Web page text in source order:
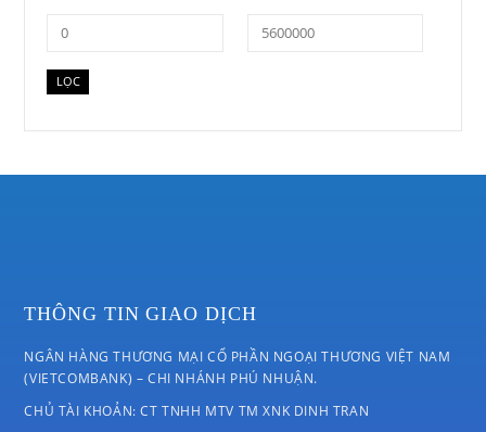
thấp
caoLỌC
THÔNG TIN GIAO DỊCH
NGÂN HÀNG THƯƠNG MẠI CỔ PHẦN NGOẠI THƯƠNG VIỆT NAM
(VIETCOMBANK) – CHI NHÁNH PHÚ NHUẬN.
CHỦ TÀI KHOẢN: CT TNHH MTV TM XNK DINH TRAN